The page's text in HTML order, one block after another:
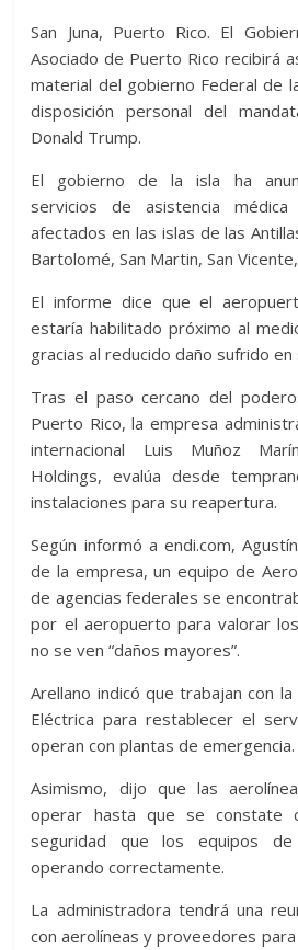
er s
A
p
p
di
t
b
o
o
k
m
p
ar
ti
r
San Juna, Puerto Rico. El
Asociado de Puerto Rico recibirá
material del gobierno Federal de
disposición personal del
Donald Trump.
El gobierno de la isla ha
servicios de asistencia
afectados en las islas de las
Bartolomé, San Martin, San
El informe dice que el
estaría habilitado próximo al
gracias al reducido daño sufrido en
Tras el paso cercano del
Puerto Rico, la empresa
internacional Luis Muñoz
Holdings, evalúa desde
instalaciones para su reapertura.
Según informó a endi.com,
de la empresa, un equipo de
de agencias federales se
por el aeropuerto para valorar
no se ven “daños mayores”.
Arellano indicó que trabajan con
Eléctrica para restablecer el
operan con plantas de emergencia.
Asimismo, dijo que las
operar hasta que se constate
seguridad que los equipos de
operando correctamente.
La administradora tendrá una
con aerolíneas y proveedores